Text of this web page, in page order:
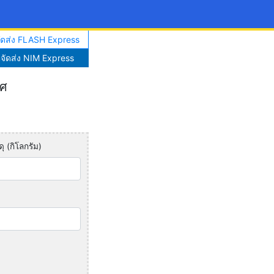
ส่ง FLASH Express
ดส่ง NIM Express
(กิโลกรัม)